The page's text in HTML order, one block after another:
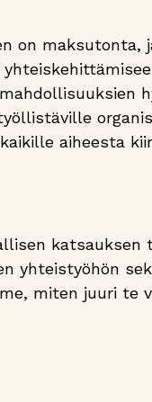
on maksutonta,
aiheesta
katsauksen
yhteistyöhön
miten juuri te